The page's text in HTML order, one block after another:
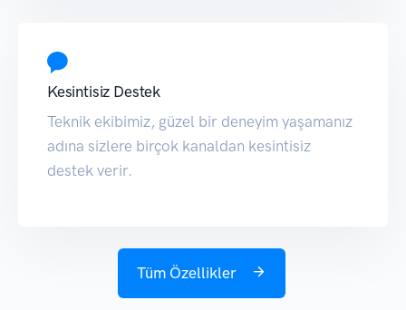
Kesintisiz Destek
Teknik ekibimiz, güzel bir deneyim yaşamanız
adına sizlere birçok kanaldan kesintisiz
destek verir.
Tüm Özellikler